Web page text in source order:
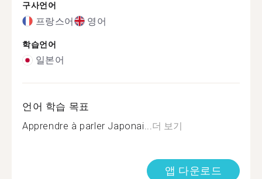
구사언어
프랑스어 영어
학습언어
일본어
언어 학습 목표
Apprendre à parler Japonai...더 보기
앱 다운로드